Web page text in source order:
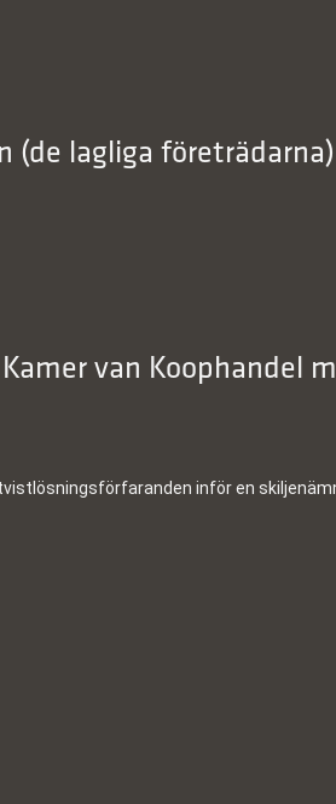
(de lagliga
Kamer van
inför en